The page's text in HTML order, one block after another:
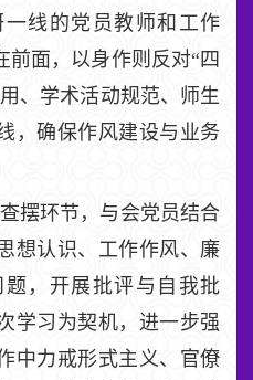
线的党员教师和工作
面，以身作则反对“四
、学术活动规范、师生
，确保作风建设与业务
摆环节，与会党员结合
想认识、工作作风、廉
，开展批评与自我批
学习为契机，进一步强
中力戒形式主义、官僚